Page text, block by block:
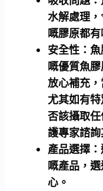
水解處理
嘅膠原都
安全性：
嘅優質魚
放心補充
尤其如有
否該攝取
護專家諮詢
產品選擇：
嘅產品，
心。